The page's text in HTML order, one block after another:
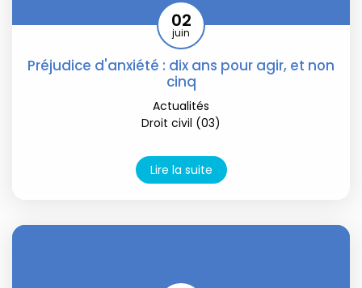
Préjudice d'anxiété : dix ans pour agir, et non
cinq
02
juin
Actualités
Droit civil (03)
Lire la suite